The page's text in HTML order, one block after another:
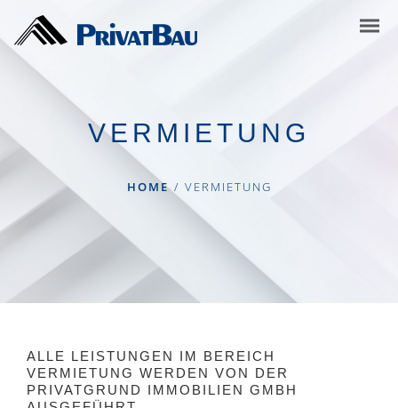
VERMIETUNG
HOME/ VERMIETUNG
ALLE LEISTUNGEN IM BEREICH
VERMIETUNG WERDEN VON DER
PRIVATGRUND IMMOBILIEN GMBH